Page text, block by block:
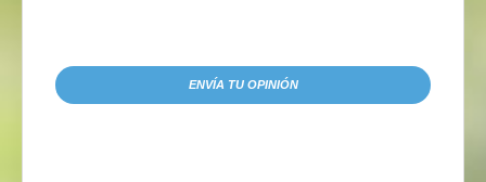
ENVÍA TU OPINIÓN